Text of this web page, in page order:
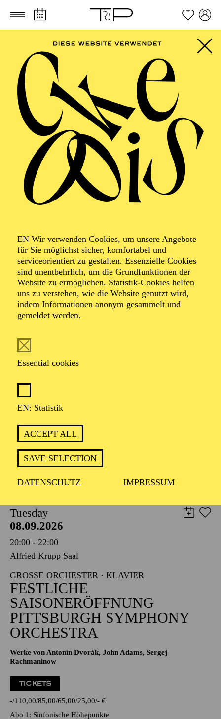
Zum Hauptinhalt springen Zum Footer springen
EN Wir verwenden Cookies, um unsere Angebote
für Sie möglichst sicher, komfortabel und
serviceorientiert zu gestalten. Essenzielle Cookies
sind unentbehrlich, um die Grundfunktionen der
Website zu ermöglichen. Statistik-Cookies helfen
uns zu verstehen, wie die Website genutzt wird,
indem Informationen anonym gesammelt und
gemeldet werden.
Essential cookies
EN: Statistik
ACCEPT ALL
SAVE SELECTION
DATENSCHUTZ IMPRESSUM
FILTER
SEPTEMBER 2026
PHILHARMONIE ESSEN
Friday
04.09.2026
20:00 - 23:00
Alfried Krupp Saal
Organiser: Theater-, Konzert- u. Gastspieldirektion OTTO
HOFNER GMBH
TICKETS
55,20 52,70€
EN: SCHAUSPIEL ESSEN
05.09.2026
19:30 - 21:30
BLICK AUF DEN IRAN –
STIMMEN ZUR AKTUELLEN
LAGE
TICKETS
8,00€
Tuesday
08.09.2026
20:00 - 22:00
Alfried Krupp Saal
GROSSE ORCHESTER · KLAVIER
FESTLICHE
SAISONERÖFFNUNG
PITTSBURGH SYMPHONY
ORCHESTRA
Werke von Antonín Dvorák, John Adams, Sergej
Rachmaninow
TICKETS
- 110,00 85,00 65,00 25,00 - €
Abo 1: Sinfonische Höhepunkte